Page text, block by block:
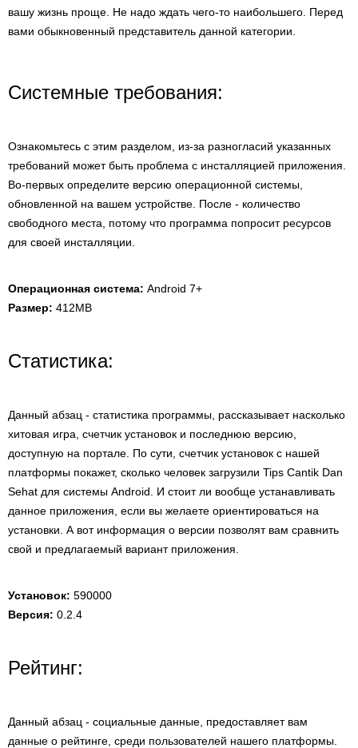
вашу жизнь проще. Не надо ждать чего-то наибольшего. Перед
вами обыкновенный представитель данной категории.
Системные требования:
Ознакомьтесь с этим разделом, из-за разногласий указанных
требований может быть проблема с инсталляцией приложения.
Во-первых определите версию операционной системы,
обновленной на вашем устройстве. После - количество
свободного места, потому что программа попросит ресурсов
для своей инсталляции.
Операционная система: Android 7+
Размер: 412MB
Статистика:
Данный абзац - статистика программы, рассказывает насколько
хитовая игра, счетчик установок и последнюю версию,
доступную на портале. По сути, счетчик установок с нашей
платформы покажет, сколько человек загрузили Tips Cantik Dan
Sehat для системы Android. И стоит ли вообще устанавливать
данное приложения, если вы желаете ориентироваться на
установки. А вот информация о версии позволят вам сравнить
свой и предлагаемый вариант приложения.
Установок: 590000
Версия: 0.2.4
Рейтинг:
Данный абзац - социальные данные, предоставляет вам
данные о рейтинге, среди пользователей нашего платформы.